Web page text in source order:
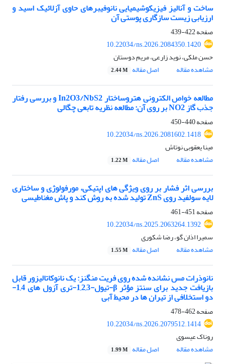
ساخت و آنالیز فیزیکوشیمیایی نانوفیبرهای حاوی آزلائیک اسید و
ارزیابی زیست سازگاری پوستی آن
صفحه422-439
10.22034/ns.2026.2084350.1420
حسن ملکی، نوید زارعی، مریم دوستان
مشاهده مقاله
اصل مقاله 2.44 M
مطالعه خواص الکترونی هتروساختار In2O3/NbS2 و بررسی رفتار
جذب گاز NO2 بر روی آن: مطالعه نظریه تابعی چگالی
صفحه440-450
10.22034/ns.2026.2081602.1418
مینا یعقوبی نوتاش
مشاهده مقاله
اصل مقاله 1.22 M
بررسی اثر فشار بر روی ویژگی های اپتیکی، مورفولوژی و ساختاری
لایه سولفید روی ZnS تولید شده به روش کند و پاش مغناطیسی
صفحه451-461
10.22034/ns.2025.2063264.1392
سمیرا اذان گو، رضا شکوری
مشاهده مقاله
اصل مقاله 1.55 M
نانوذرات مس نشانده شده روی فریت منگنز: یک نانوکاتالیزور قابل
بازیافت جدید برای سنتز مؤثر β-تیول-1,2,3-تری آزول های 1,4-
دو استخلافی از تیران ها در محیط آبی
صفحه462-478
10.22034/ns.2026.2079512.1414
روناک عیسوی
مشاهده مقاله
اصل مقاله 1.99 M